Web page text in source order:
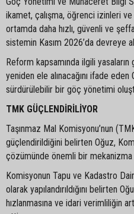
ikamet, çalışma, öğrenci izinleri
ortamda daha hızlı, güvenli ve
sistemin Kasım 2026’da devreye
Reform kapsamında ilgili
yeniden ele alınacağını ifade
sürdürülebilir bir göç yönetimi
TMK GÜÇLENDİRİLİYOR
Taşınmaz Mal Komisyonu’nun
güçlendirildiğini belirten Oğuz,
çözümünde önemli bir mekanizma
Komisyonun Tapu ve Kadastro
olarak yapılandırıldığını belirten
hızlanmasına ve idari verimliliğin